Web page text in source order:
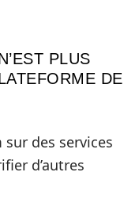
PLUS
DE
des services
d’autres